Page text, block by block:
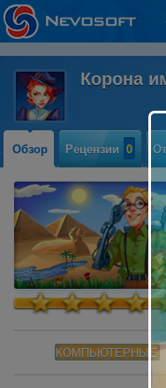
Корона
Обзор Рецензии 0
КОМПЬЮТЕРНЫЕ